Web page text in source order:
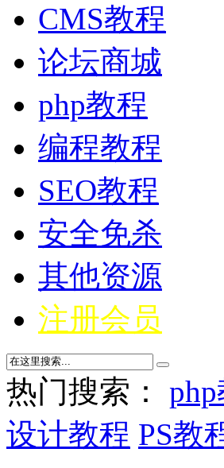
CMS教程
论坛商城
php教程
编程教程
SEO教程
安全免杀
其他资源
注册会员
热门搜索：
设计教程 PS教